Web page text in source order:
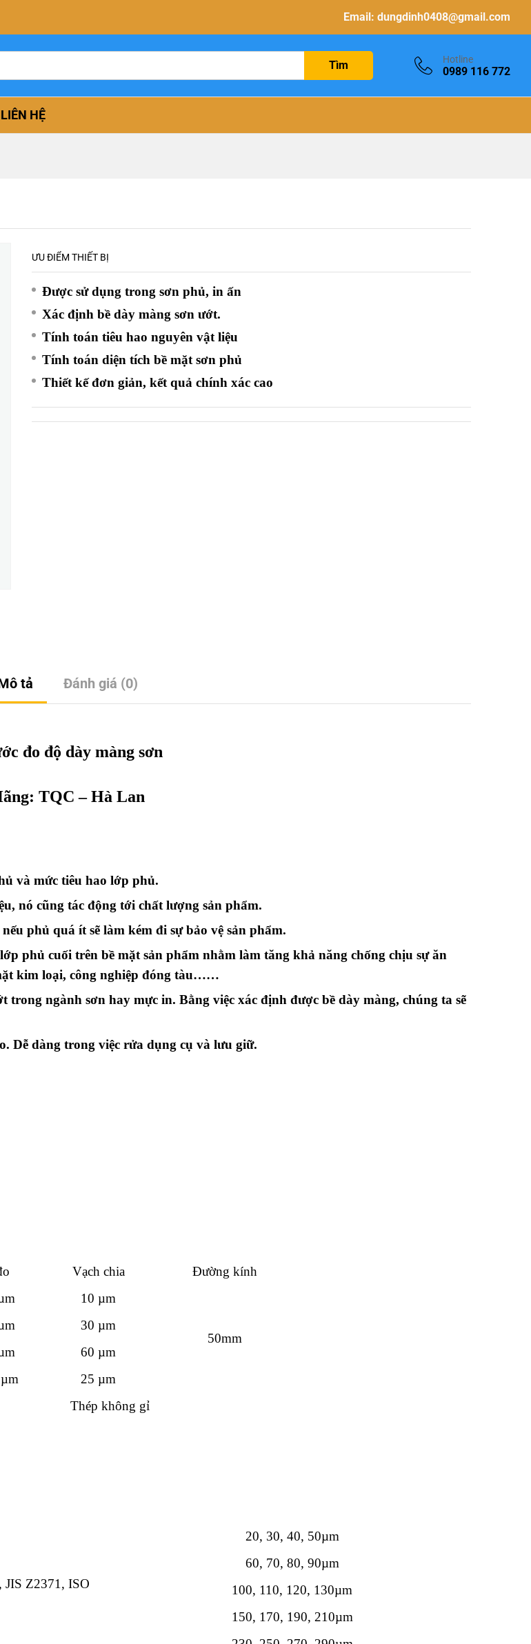
Email: dungdinh0408@gmail.com
Tìm Hotline
0989 116 772
LIÊN HỆ
ƯU ĐIỂM THIẾT BỊ
Được sử dụng trong sơn phủ, in ấn
Xác định bề dày màng sơn ướt.
Tính toán tiêu hao nguyên vật liệu
Tính toán diện tích bề mặt sơn phủ
Thiết kế đơn giản, kết quả chính xác cao
tả Đánh giá (0)
đo độ dày màng sơn
TQC – Hà Lan
và mức tiêu hao lớp phủ.
nó cũng tác động tới chất lượng sản phẩm.
phủ quá ít sẽ làm kém đi sự bảo vệ sản phẩm.
phủ cuối trên bề mặt sản phẩm nhằm làm tăng khả năng chống chịu sự ăn
kim loại, công nghiệp đóng tàu……
ngành sơn hay mực in. Bằng việc xác định được bề dày màng, chúng ta sẽ
Dễ dàng trong việc rửa dụng cụ và lưu giữ.
Vạch chia
Đường kính
10 µm
50mm
30 µm
60 µm
25 µm
Thép không gỉ
Z2371, ISO
20, 30, 40, 50µm
60, 70, 80, 90µm
100, 110, 120, 130µm
150, 170, 190, 210µm